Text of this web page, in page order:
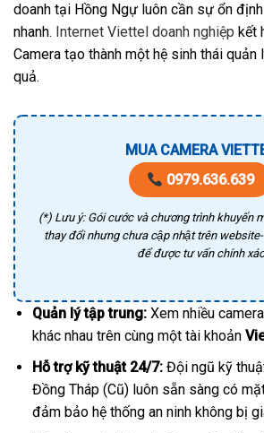
doanh tại Hồng Ngự luôn cần sự ổn
nhanh. Internet Viettel doanh nghiệp kết
Camera tạo thành một hệ sinh thái quản
quả.
MUA CAMERA
0979.636.639
(*) Lưu ý: Gói cước và chương trình khuyến
thay đổi nhưng chưa cập nhật trên
để được tư vấn chính xác
Quản lý tập trung:Xem nhiều
khác nhau trên cùng một tài khoản
Hỗ trợ kỹ thuật 24/7:Đội ngũ kỹ
Đồng Tháp (Cũ) luôn sẵn sàng có
đảm bảo hệ thống an ninh không bị